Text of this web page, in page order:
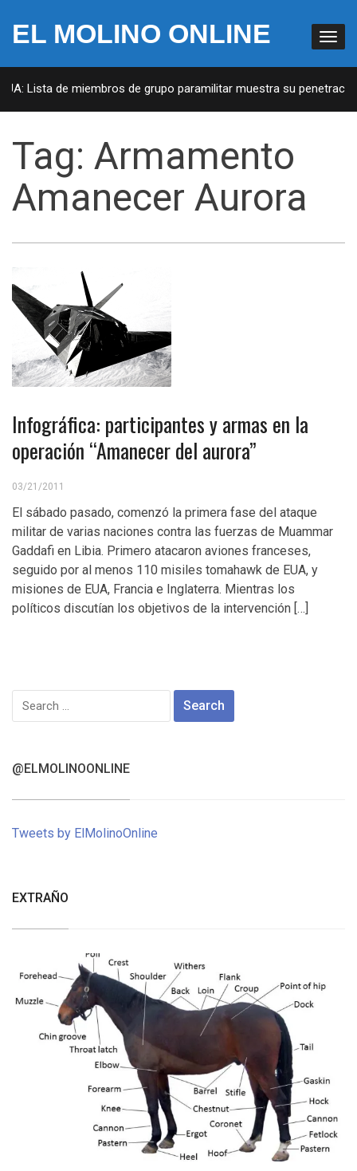
EL MOLINO ONLINE
Lista de miembros de grupo paramilitar muestra su penetración
Tag: Armamento
Amanecer Aurora
Infográfica: participantes y armas en la
operación “Amanecer del aurora”
03/21/2011
El sábado pasado, comenzó la primera fase del ataque
militar de varias naciones contra las fuerzas de Muammar
Gaddafi en Libia. Primero atacaron aviones franceses,
seguido por al menos 110 misiles tomahawk de EUA, y
misiones de EUA, Francia e Inglaterra. Mientras los
políticos discutían los objetivos de la intervención […]
Search
for:
@ELMOLINOONLINE
Tweets by ElMolinoOnline
EXTRAÑO